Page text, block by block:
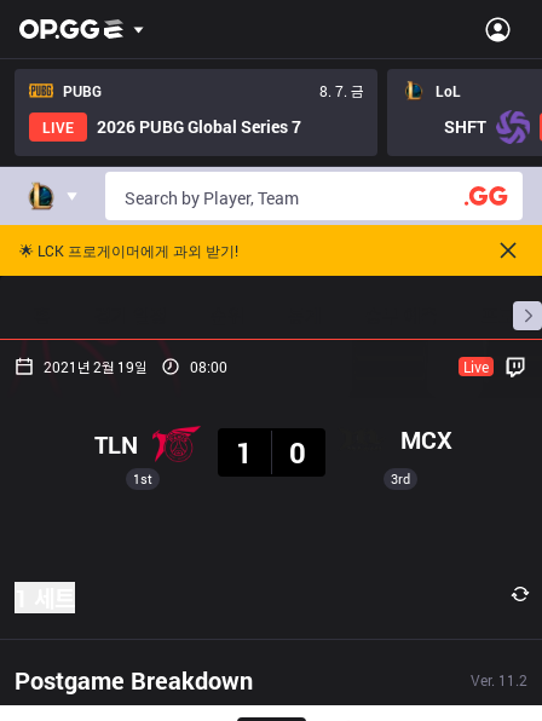
PUBG
8. 7. 금
LIVE
2026 PUBG Global Series 7
LoL
SHFT
🌟 LCK 프로게이머에게 과외 받기!
프로빌
2021년 2월 19일 08:00 Live
1st
TLN
1
0 MCX
3rd
Postgame Breakdown Ver. 11.2